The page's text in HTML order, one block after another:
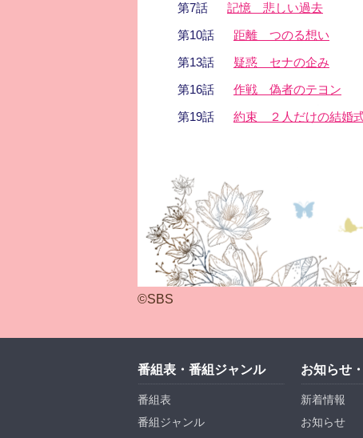
第7話
記憶 悲しい過去
第10話
距離 つのる想い
第13話
疑惑 セナの企み
第16話
作戦 偽者のテヨン
第19話
約束 ２人だけの結婚
©SBS
番組表・番組ジャンル
番組表
番組ジャンル
お知らせ
新着情報
お知らせ